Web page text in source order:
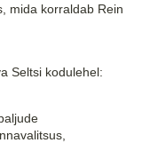
mida korraldab Rein
Seltsi kodulehel: